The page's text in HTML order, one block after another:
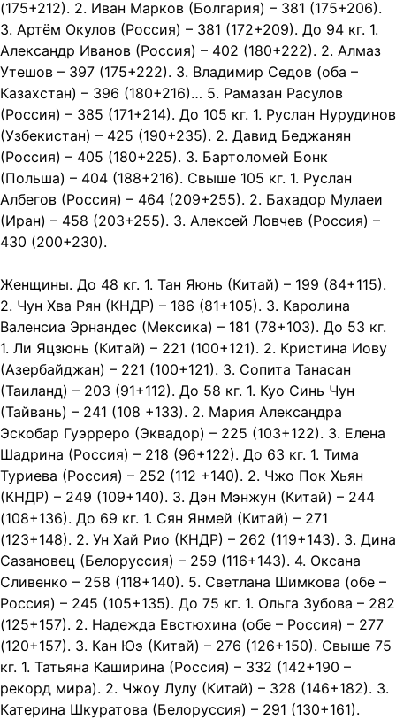
(175+212). 2. Иван Марков (Болгария) – 381 (175+206).
3. Артём Окулов (Россия) – 381 (172+209). До 94 кг. 1.
Александр Иванов (Россия) – 402 (180+222). 2. Алмаз
Утешов – 397 (175+222). 3. Владимир Седов (оба –
Казахстан) – 396 (180+216)… 5. Рамазан Расулов
(Россия) – 385 (171+214). До 105 кг. 1. Руслан Нурудинов
(Узбекистан) – 425 (190+235). 2. Давид Беджанян
(Россия) – 405 (180+225). 3. Бартоломей Бонк
(Польша) – 404 (188+216). Свыше 105 кг. 1. Руслан
Албегов (Россия) – 464 (209+255). 2. Бахадор Мулаеи
(Иран) – 458 (203+255). 3. Алексей Ловчев (Россия) –
430 (200+230).
Женщины. До 48 кг. 1. Тан Яюнь (Китай) – 199 (84+115).
2. Чун Хва Рян (КНДР) – 186 (81+105). 3. Каролина
Валенсиа Эрнандес (Мексика) – 181 (78+103). До 53 кг.
1. Ли Яцзюнь (Китай) – 221 (100+121). 2. Кристина Иову
(Азербайджан) – 221 (100+121). 3. Сопита Танасан
(Таиланд) – 203 (91+112). До 58 кг. 1. Куо Синь Чун
(Тайвань) – 241 (108 +133). 2. Мария Александра
Эскобар Гуэрреро (Эквадор) – 225 (103+122). 3. Елена
Шадрина (Россия) – 218 (96+122). До 63 кг. 1. Тима
Туриева (Россия) – 252 (112 +140). 2. Чжо Пок Хьян
(КНДР) – 249 (109+140). 3. Дэн Мэнжун (Китай) – 244
(108+136). До 69 кг. 1. Сян Янмей (Китай) – 271
(123+148). 2. Ун Хай Рио (КНДР) – 262 (119+143). 3. Дина
Сазановец (Белоруссия) – 259 (116+143). 4. Оксана
Сливенко – 258 (118+140). 5. Светлана Шимкова (обе –
Россия) – 245 (105+135). До 75 кг. 1. Ольга Зубова – 282
(125+157). 2. Надежда Евстюхина (обе – Россия) – 277
(120+157). 3. Кан Юэ (Китай) – 276 (126+150). Свыше 75
кг. 1. Татьяна Каширина (Россия) – 332 (142+190 –
рекорд мира). 2. Чжоу Лулу (Китай) – 328 (146+182). 3.
Катерина Шкуратова (Белоруссия) – 291 (130+161).